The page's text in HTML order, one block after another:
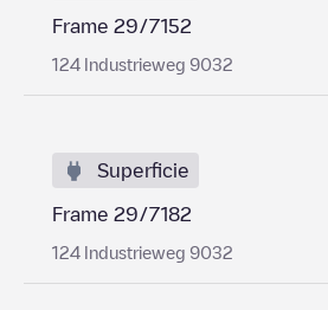
Frame 29/7152
124 Industrieweg 9032
Superficie
Frame 29/7182
124 Industrieweg 9032